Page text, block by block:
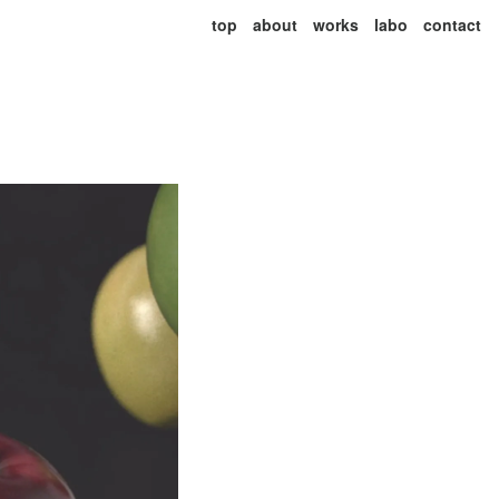
top about works labo contact